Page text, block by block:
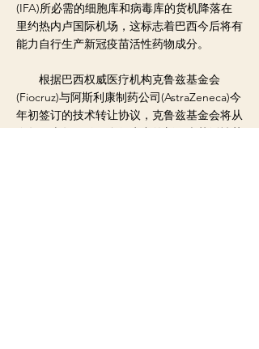
(IFA)所必需的细胞库和病毒库的货机降落在
里约热内卢国际机场，这标志着巴西今后将有
能力自行生产新冠疫苗活性药物成分。
根据巴西权威医疗机构克鲁兹基金会
(Fiocruz)与阿斯利康制药公司(AstraZeneca)今
年初签订的技术转让协议，克鲁兹基金会将从
今年下半年开始用自行生产的新冠疫苗活性药